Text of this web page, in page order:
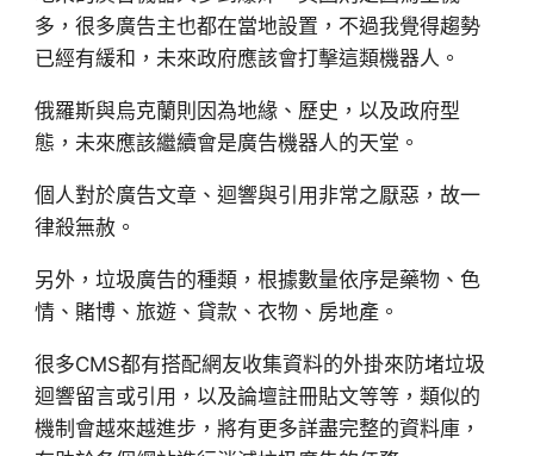
多，很多廣告主也都在當地設置，不過我覺得趨勢
已經有緩和，未來政府應該會打擊這類機器人。
俄羅斯與烏克蘭則因為地緣、歷史，以及政府型
態，未來應該繼續會是廣告機器人的天堂。
個人對於廣告文章、迴響與引用非常之厭惡，故一
律殺無赦。
另外，垃圾廣告的種類，根據數量依序是藥物、色
情、賭博、旅遊、貸款、衣物、房地產。
很多CMS都有搭配網友收集資料的外掛來防堵垃圾
迴響留言或引用，以及論壇註冊貼文等等，類似的
機制會越來越進步，將有更多詳盡完整的資料庫，